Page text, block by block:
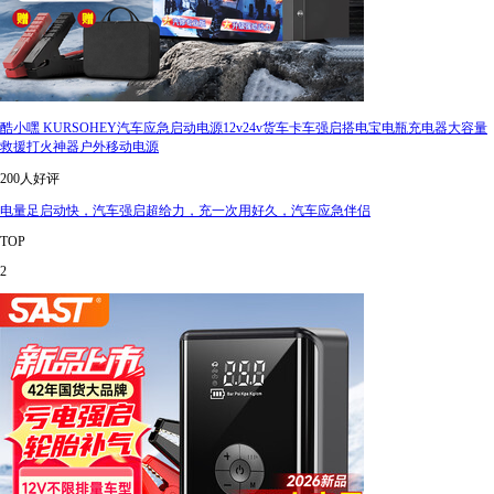
酷小嘿 KURSOHEY汽车应急启动电源12v24v货车卡车强启搭电宝电瓶充电器大容量
救援打火神器户外移动电源
200人好评
电量足启动快，汽车强启超给力，充一次用好久，汽车应急伴侣
TOP
2